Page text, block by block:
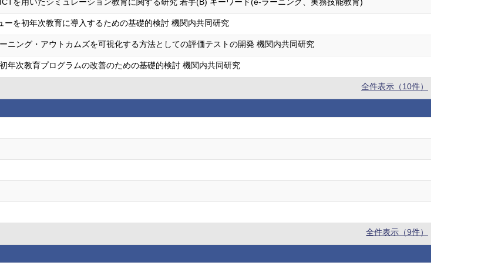
ーを初年次教育に導入するための基礎的検討 機関内共同研究
ニング・アウトカムズを可視化する方法としての評価テストの開発 機関内共同研究
年次教育プログラムの改善のための基礎的検討 機関内共同研究
全件表示（10件）
全件表示（9件）